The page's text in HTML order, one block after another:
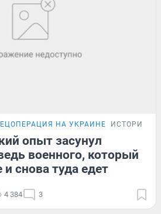
НА УКРАИНЕ ИСТОРИИ
опыт засунул
военного, который
снова туда едет
4 384 3